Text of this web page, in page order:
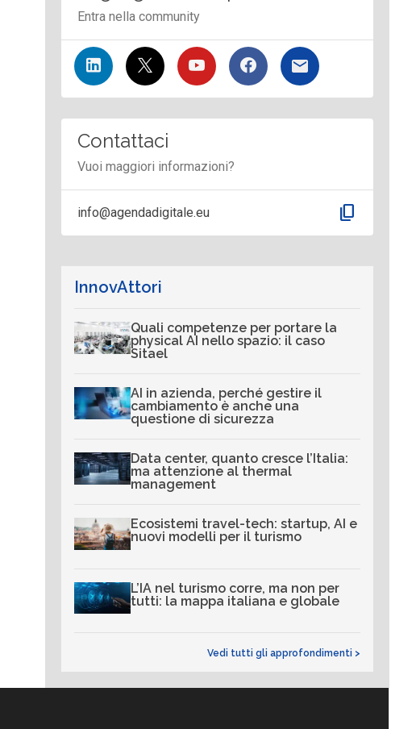
Entra nella community
Contattaci
Vuoi maggiori informazioni?
info@agendadigitale.eu content_copy
InnovAttori
Quali competenze per portare la
physical AI nello spazio: il caso
Sitael
AI in azienda, perché gestire il
cambiamento è anche una
questione di sicurezza
Data center, quanto cresce l’Italia:
ma attenzione al thermal
management
Ecosistemi travel-tech: startup, AI e
nuovi modelli per il turismo
L’IA nel turismo corre, ma non per
tutti: la mappa italiana e globale
Vedi tutti gli approfondimenti >